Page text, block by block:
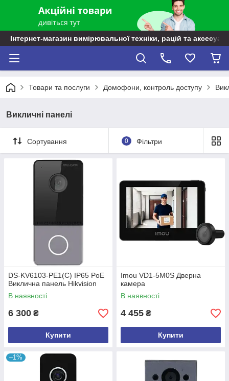
Інтернет-магазин вимірювальної техніки, рацій та
Товари та послуги Домофони, контроль доступу
Викличні панелі
Сортування 0 Фільтри
DS-KV6103-PE1(С) IP65 PoE
Виклична панель Hikvision
В наявності
6 300 ₴
Купити
Imou VD1-5M0S Дверна
камера
В наявності
4 455 ₴
Купити
–1%